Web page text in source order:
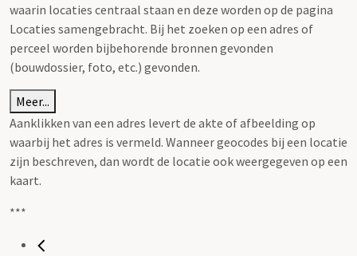
waarin locaties centraal staan en deze worden op de pagina
Locaties samengebracht. Bij het zoeken op een adres of
perceel worden bijbehorende bronnen gevonden
(bouwdossier, foto, etc.) gevonden.
Meer...
Aanklikken van een adres levert de akte of afbeelding op
waarbij het adres is vermeld. Wanneer geocodes bij een locatie
zijn beschreven, dan wordt de locatie ook weergegeven op een
kaart.
***